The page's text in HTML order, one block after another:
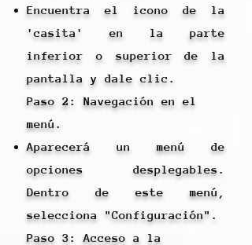
Encuentra el icono de la
'casita' en la parte
inferior o superior de la
pantalla y dale clic.
Paso 2: Navegación en el
menú.
Aparecerá un menú de
opciones desplegables.
Dentro de este menú,
selecciona "Configuración".
Paso 3: Acceso a la